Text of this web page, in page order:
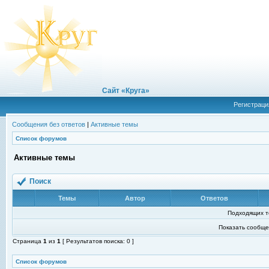
Сайт «Круга»
Сообщения без ответов | Активные темы
Список форумов
Активные темы
Поиск
Темы Автор Ответов
Подходящих
Показать
Страница 1 из 1 [ Результатов поиска: 0 ]
Список форумов